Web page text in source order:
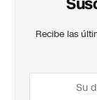
Recibe las